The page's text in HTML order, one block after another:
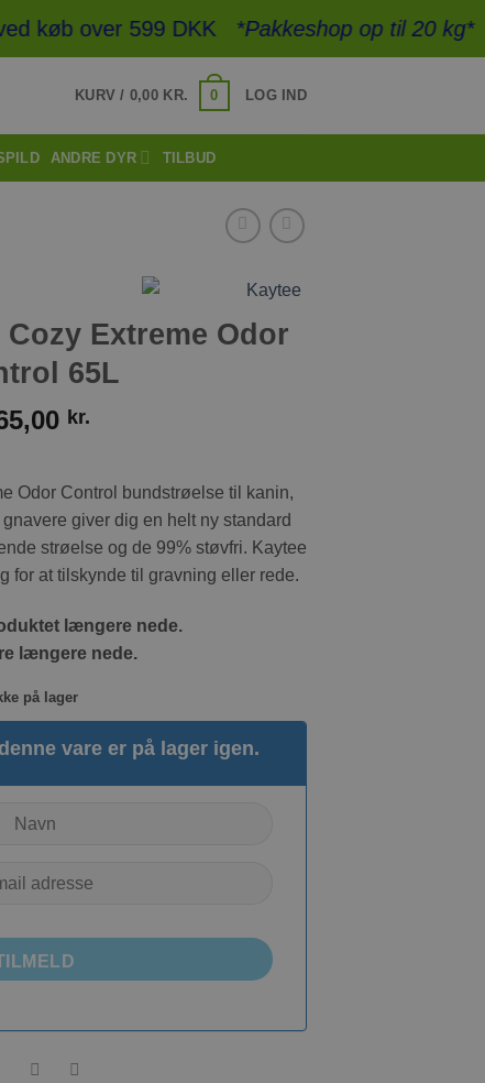
over 599 DKK*Pakkeshop op til 20 kg*-
KURV / 0,00 KR. 0 LOG IND
ANDRE DYR TILBUD
Extreme Odor
65L
kr.
Odor Control bundstrøelse til kanin,
giver dig en helt ny standard
strøelse og de 99% støvfri. Kaytee
for at tilskynde til gravning eller rede.
længere nede.
længere nede.
på lager
vare er på lager igen.